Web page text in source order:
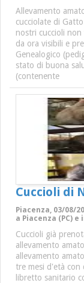
Allevamento
cucciolate di
nostri cuccioli
da ora visibili e
Genealogico
stato di buona
(contenente
Cuccioli di
Piacenza, 03/08/
a Piacenza (PC)
Cuccioli già
allevamento
allevamento
tre mesi d'età con
libretto sanitario